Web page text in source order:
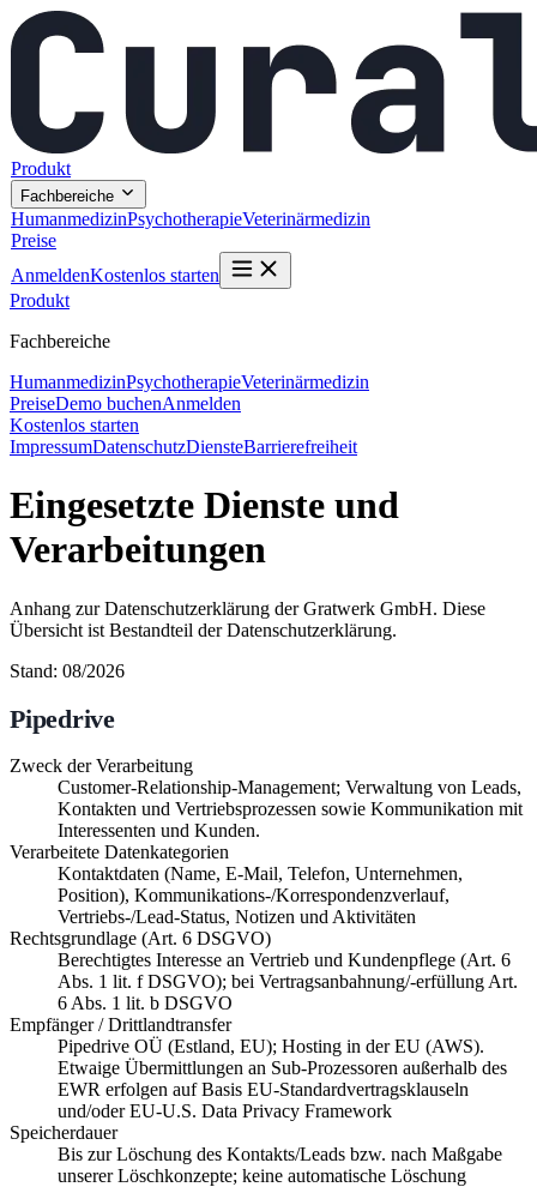
Produkt
Fachbereiche
HumanmedizinPsychotherapieVeterinärmedizin
Preise
AnmeldenKostenlos starten
Produkt
Fachbereiche
HumanmedizinPsychotherapieVeterinärmedizin
PreiseDemo buchenAnmelden
Kostenlos starten
ImpressumDatenschutzDiensteBarrierefreiheit
Eingesetzte Dienste und
Verarbeitungen
Anhang zur Datenschutzerklärung der Gratwerk GmbH. Diese
Übersicht ist Bestandteil der Datenschutzerklärung.
Stand: 08/2026
Pipedrive
Zweck der Verarbeitung
Customer-Relationship-Management; Verwaltung von Leads,
Kontakten und Vertriebsprozessen sowie Kommunikation mit
Interessenten und Kunden.
Verarbeitete Datenkategorien
Kontaktdaten (Name, E-Mail, Telefon, Unternehmen,
Position), Kommunikations-/Korrespondenzverlauf,
Vertriebs-/Lead-Status, Notizen und Aktivitäten
Rechtsgrundlage (Art. 6 DSGVO)
Berechtigtes Interesse an Vertrieb und Kundenpflege (Art. 6
Abs. 1 lit. f DSGVO); bei Vertragsanbahnung/-erfüllung Art.
6 Abs. 1 lit. b DSGVO
Empfänger / Drittlandtransfer
Pipedrive OÜ (Estland, EU); Hosting in der EU (AWS).
Etwaige Übermittlungen an Sub-Prozessoren außerhalb des
EWR erfolgen auf Basis EU-Standardvertragsklauseln
und/oder EU-U.S. Data Privacy Framework
Speicherdauer
Bis zur Löschung des Kontakts/Leads bzw. nach Maßgabe
unserer Löschkonzepte; keine automatische Löschung